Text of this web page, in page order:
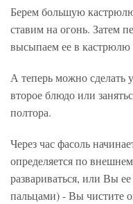
Берем большую
ставим на огонь. Затем
высыпаем ее в кастрюлю
А теперь можно сделать
второе блюдо или
полтора.
Через час фасоль
определяется по
развариваться, или Вы
пальцами) - Вы чистите